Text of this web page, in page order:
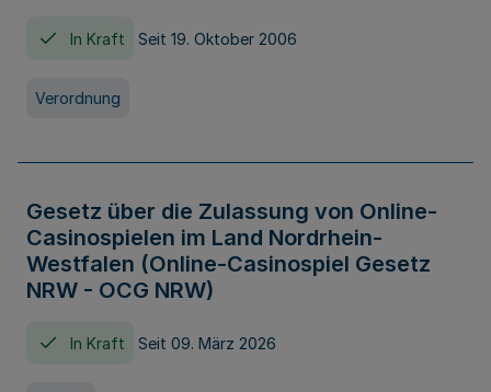
In Kraft Seit 19. Oktober 2006
Verordnung
Gesetz über die Zulassung von Online-
Casinospielen im Land Nordrhein-
Westfalen (Online-Casinospiel Gesetz
NRW - OCG NRW)
In Kraft Seit 09. März 2026